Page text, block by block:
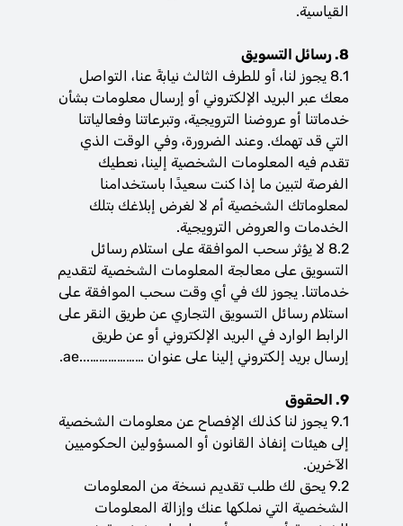
القياسية.
8. رسائل التسويق
8.1 يجوز لنا، أو للطرف الثالث نيابةً عنا، التواصل
معك عبر البريد الإلكتروني أو إرسال معلومات بشأن
خدماتنا أو عروضنا الترويجية، وتبرعاتنا وفعالياتنا
التي قد تهمك. وعند الضرورة، وفي الوقت الذي
تقدم فيه المعلومات الشخصية إلينا، نعطيك
الفرصة لتبين ما إذا كنت سعيدًا باستخدامنا
لمعلوماتك الشخصية أم لا لغرض إبلاغك بتلك
الخدمات والعروض الترويجية.
8.2 لا يؤثر سحب الموافقة على استلام رسائل
التسويق على معالجة المعلومات الشخصية لتقديم
خدماتنا. يجوز لك في أي وقت سحب الموافقة على
استلام رسائل التسويق التجاري عن طريق النقر على
الرابط الوارد في البريد الإلكتروني أو عن طريق
إرسال بريد إلكتروني إلينا على عنوان ………………...ae.
9. الحقوق
9.1 يجوز لنا كذلك الإفصاح عن معلومات الشخصية
إلى هيئات إنفاذ القانون أو المسؤولين الحكوميين
الآخرين.
9.2 يحق لك طلب تقديم نسخة من المعلومات
الشخصية التي نملكها عنك وإزالة المعلومات